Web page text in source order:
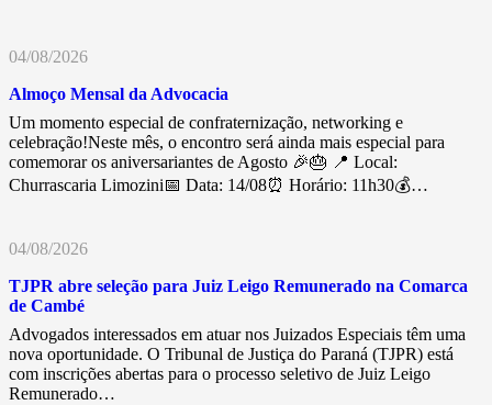
04/08/2026
Almoço Mensal da Advocacia
Um momento especial de confraternização, networking e
celebração!Neste mês, o encontro será ainda mais especial para
comemorar os aniversariantes de Agosto 🎉🎂 📍 Local:
Churrascaria Limozini📅 Data: 14/08⏰ Horário: 11h30💰…
04/08/2026
TJPR abre seleção para Juiz Leigo Remunerado na Comarca
de Cambé
Advogados interessados em atuar nos Juizados Especiais têm uma
nova oportunidade. O Tribunal de Justiça do Paraná (TJPR) está
com inscrições abertas para o processo seletivo de Juiz Leigo
Remunerado…